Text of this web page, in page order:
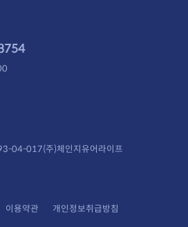
04-017(주)체인지유어라이프
이용약관
개인정보취급방침